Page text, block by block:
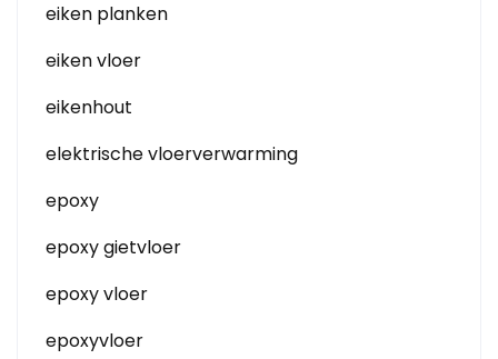
eiken planken
eiken vloer
eikenhout
elektrische vloerverwarming
epoxy
epoxy gietvloer
epoxy vloer
epoxyvloer